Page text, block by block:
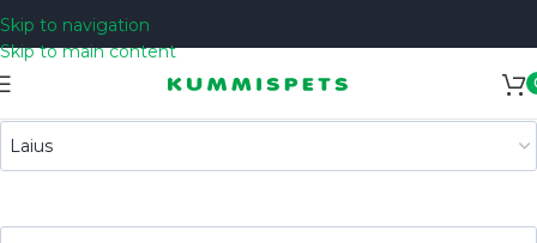
Skip to navigation
Skip to main content